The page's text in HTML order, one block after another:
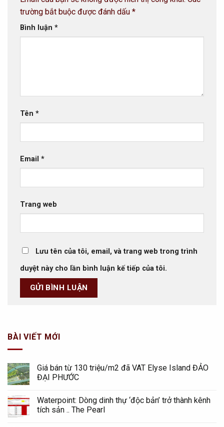
trường bắt buộc được đánh dấu *
Bình luận *
Tên *
Email *
Trang web
Lưu tên của tôi, email, và trang web trong trình
duyệt này cho lần bình luận kế tiếp của tôi.
BÀI VIẾT MỚI
Giá bán từ 130 triệu/m2 đã VAT Elyse Island ĐẢO
ĐẠI PHƯỚC
Waterpoint: Dòng dinh thự ‘độc bản’ trở thành kênh
tích sản .. The Pearl